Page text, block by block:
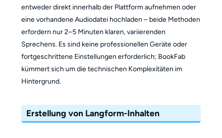
entweder direkt innerhalb der Plattform aufnehmen oder
eine vorhandene Audiodatei hochladen – beide Methoden
erfordern nur 2–5 Minuten klaren, variierenden
Sprechens. Es sind keine professionellen Geräte oder
fortgeschrittene Einstellungen erforderlich; BookFab
kümmert sich um die technischen Komplexitäten im
Hintergrund.
Erstellung von Langform-Inhalten